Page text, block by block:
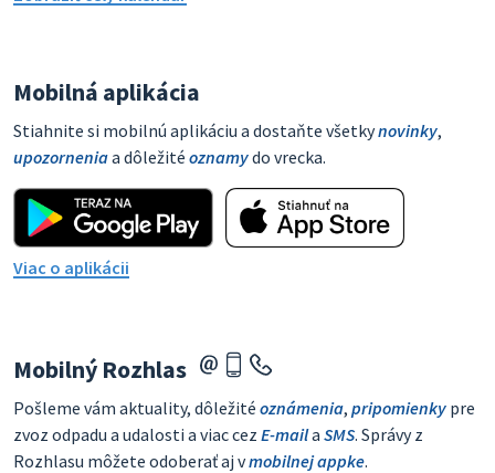
Mobilná aplikácia
Stiahnite si mobilnú aplikáciu a dostaňte všetkynovinky,
upozorneniaa dôležité oznamydo vrecka.
Viac o aplikácii
Mobilný Rozhlas
Pošleme vám aktuality, dôležité oznámenia, pripomienky pre
zvoz odpadu a udalosti a viac cez E-maila SMS. Správy z
Rozhlasu môžete odoberať aj vmobilnej appke.